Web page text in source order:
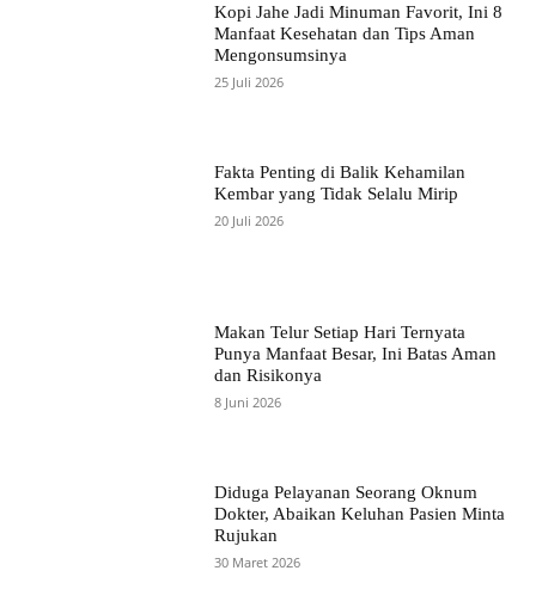
Kopi Jahe Jadi Minuman Favorit, Ini 8
Manfaat Kesehatan dan Tips Aman
Mengonsumsinya
25 Juli 2026
Fakta Penting di Balik Kehamilan
Kembar yang Tidak Selalu Mirip
20 Juli 2026
Makan Telur Setiap Hari Ternyata
Punya Manfaat Besar, Ini Batas Aman
dan Risikonya
8 Juni 2026
Diduga Pelayanan Seorang Oknum
Dokter, Abaikan Keluhan Pasien Minta
Rujukan
30 Maret 2026